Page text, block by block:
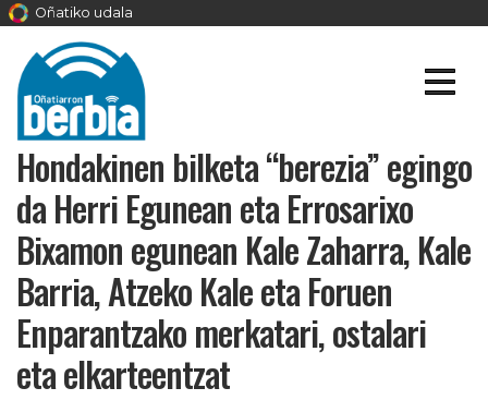
Oñatiko udala
Hondakinen bilketa “berezia” egingo
da Herri Egunean eta Errosarixo
Bixamon egunean Kale Zaharra, Kale
Barria, Atzeko Kale eta Foruen
Enparantzako merkatari, ostalari
eta elkarteentzat